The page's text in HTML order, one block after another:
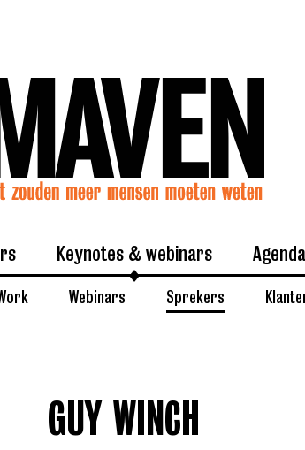
Keynotes & webinars
Webinars Sprekers
Agenda
GUY WINCH